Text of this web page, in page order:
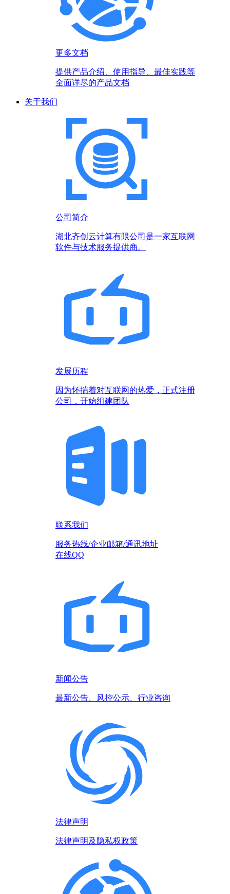
更多文档
提供产品介绍、使用指导、最佳实践等
全面详尽的产品文档
关于我们
公司简介
湖北齐创云计算有限公司是一家互联网
软件与技术服务提供商。
发展历程
因为怀揣着对互联网的热爱，正式注册
公司，开始组建团队
联系我们
服务热线/企业邮箱/通讯地址
在线QQ
新闻公告
最新公告、风控公示、行业咨询
法律声明
法律声明及隐私权政策